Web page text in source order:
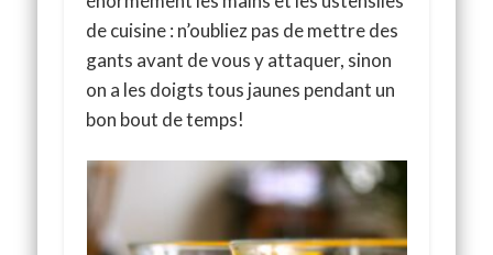
de cuisine : n’oubliez pas de mettre des
gants avant de vous y attaquer, sinon
on a les doigts tous jaunes pendant un
bon bout de temps!